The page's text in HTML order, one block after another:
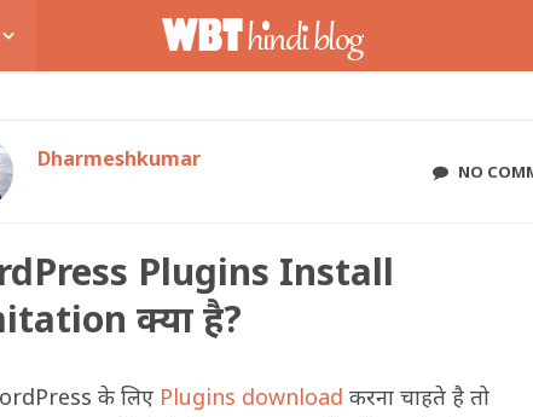
Dharmeshkumar NO
Plugins Install
क्या है?
के लिए Plugins download करना चाहते है तो